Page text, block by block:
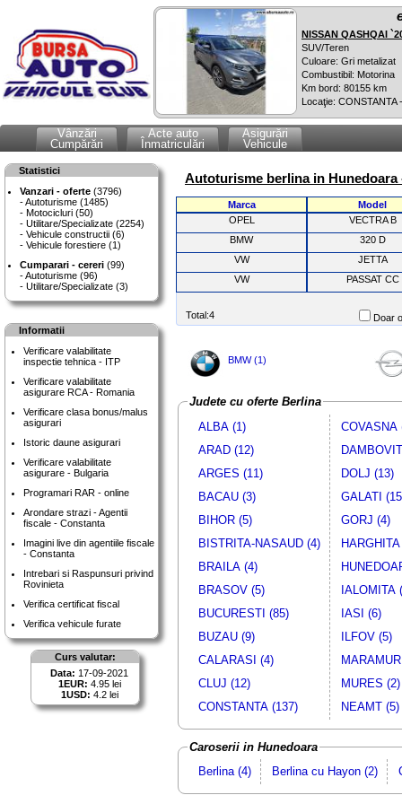
NISSAN QASHQAI
SUV/Teren
Culoare: Gri metalizat
Combustibil: Motorina
Km bord: 80155 km
Locaţie: CONSTANTA
Vânzări
Cumpărări
Acte auto
Înmatriculări
Asigurări
Vehicule
Statistici
Vanzari - oferte (3796)
Autoturisme (1485)
Motocicluri (50)
Utilitare/Specializate (2254)
Vehicule constructii (6)
Vehicule forestiere (1)
Cumparari - cereri (99)
Autoturisme (96)
Utilitare/Specializate (3)
Informatii
Verificare valabilitate
inspectie tehnica - ITP
Verificare valabilitate
asigurare RCA - Romania
Verificare clasa bonus/malus
asigurari
Istoric daune asigurari
Verificare valabilitate
asigurare - Bulgaria
Programari RAR - online
Arondare strazi - Agentii
fiscale - Constanta
Imagini live din agentiile fiscale
- Constanta
Intrebari si Raspunsuri privind
Rovinieta
Verifica certificat fiscal
Verifica vehicule furate
Curs valutar:
Data: 17-09-2021
1EUR: 4.95 lei
1USD: 4.2 lei
Autoturisme berlina in Hunedoara
Marca
Model
OPEL
VECTRA B
BMW
320 D
VW
JETTA
VW
PASSAT CC
Total:4 Doar
BMW (1)
Judete cu oferte Berlina
ALBA (1)
ARAD (12)
ARGES (11)
BACAU (3)
BIHOR (5)
BISTRITA-NASAUD (4)
BRAILA (4)
BRASOV (5)
BUCURESTI (85)
BUZAU (9)
CALARASI (4)
CLUJ (12)
CONSTANTA (137)
COVASNA
DOLJ (13)
GALATI
GORJ (4)
IALOMITA
IASI (6)
ILFOV (5)
MURES (2)
NEAMT (5)
Caroserii in Hunedoara
Berlina (4)
Berlina cu Hayon (2)